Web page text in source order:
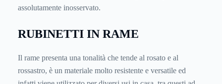
assolutamente inosservato.
RUBINETTI IN RAME
Il rame presenta una tonalità che tende al rosato e al
rossastro, è un materiale molto resistente e versatile ed